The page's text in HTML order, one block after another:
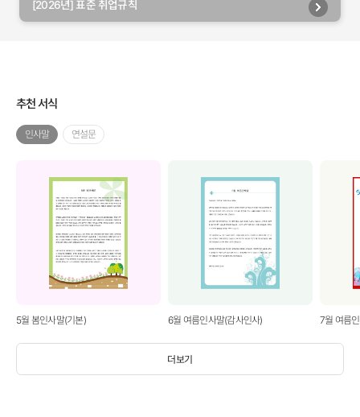
[2026년] 표준 취업규칙
추천 서식
더보기
인사말 연설문
5월 봄인사말(기본) 6월 여름인사말(감사인사) 7월 여름